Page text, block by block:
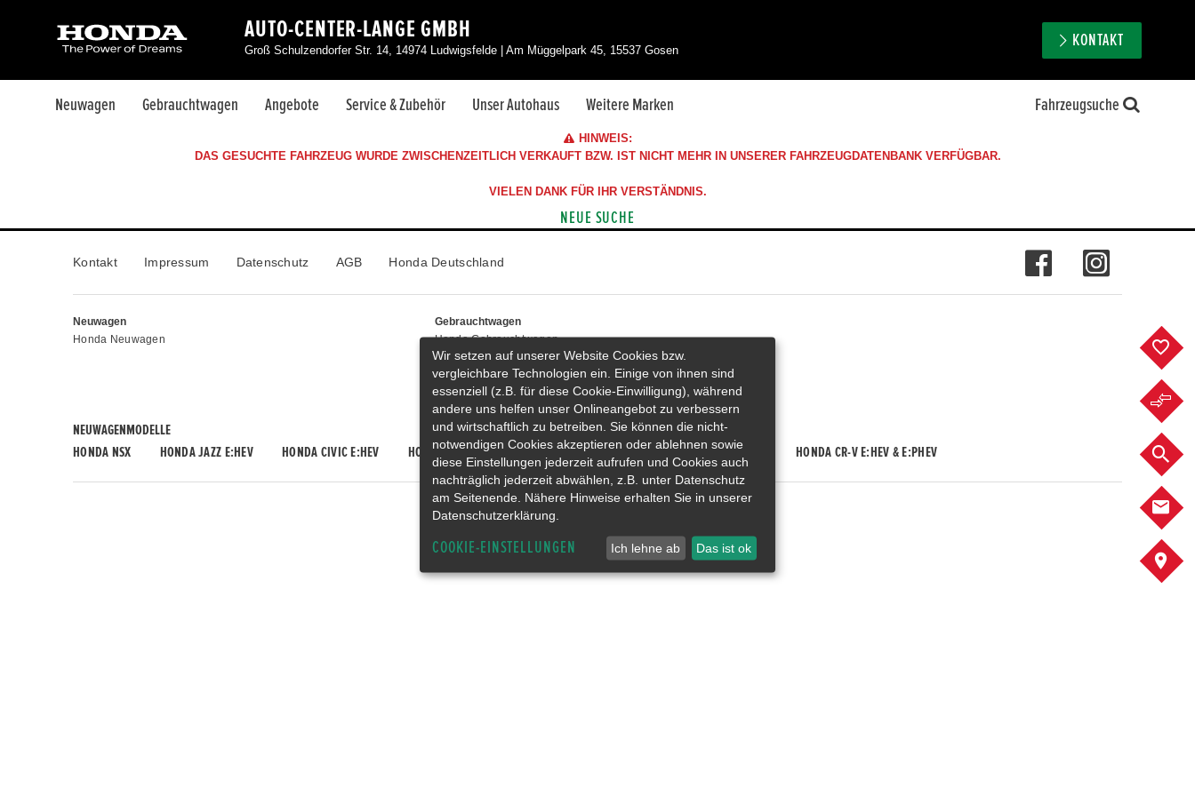
AUTO-CENTER-LANGE GMBH
Groß Schulzendorfer Str. 14, 14974 Ludwigsfelde | Am Müggelpark 45, 15537 Gosen
KONTAKT
Neuwagen Gebrauchtwagen Angebote Service & Zubehör Unser Autohaus Weitere Marken Fahrzeugsuche
HINWEIS:
DAS GESUCHTE FAHRZEUG WURDE ZWISCHENZEITLICH VERKAUFT BZW. IST NICHT MEHR IN UNSERER FAHRZEUGDATENBANK VERFÜGBAR.
VIELEN DANK FÜR IHR VERSTÄNDNIS.
NEUE SUCHE
Kontakt Impressum Datenschutz AGB Honda Deutschland
Neuwagen
Honda Neuwagen
Gebrauchtwagen
Honda Gebrauchtwagen
Honda Vorführwagen
Gesamtbestand
NEUWAGENMODELLE
HONDA NSX
HONDA JAZZ E:HEV HONDA CIVIC E:HEV HONDA PRELUDE E:HEV HONDA HR-V E:HEV HONDA ZR-V E:HEV HONDA CR-V E:HEV & E:PHEV
Wir setzen auf unserer Website Cookies bzw.
vergleichbare Technologien ein. Einige von ihnen sind
essenziell (z.B. für diese Cookie-Einwilligung), während
andere uns helfen unser Onlineangebot zu verbessern
und wirtschaftlich zu betreiben. Sie können die nicht-
notwendigen Cookies akzeptieren oder ablehnen sowie
diese Einstellungen jederzeit aufrufen und Cookies auch
nachträglich jederzeit abwählen, z.B. unter Datenschutz
am Seitenende. Nähere Hinweise erhalten Sie in unserer
Datenschutzerklärung.
COOKIE-EINSTELLUNGEN Ich lehne ab Das ist ok